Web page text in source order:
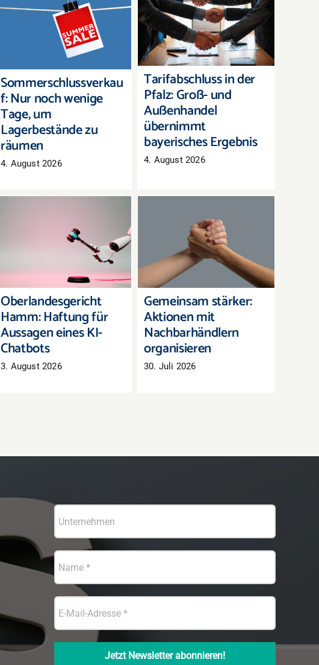
Sommerschlussverkauf:
Nur noch wenige Tage,
um Lagerbestände zu
räumen
Sommerschlussverkau
f: Nur noch wenige
Tage, um
Lagerbestände zu
räumen
4. August 2026
Tarifabschluss in der
Pfalz: Groß- und
Außenhandel
übernimmt bayerisches
Ergebnis
Tarifabschluss in der
Pfalz: Groß- und
Außenhandel
übernimmt
bayerisches Ergebnis
4. August 2026
Oberlandesgericht
Hamm: Haftung für
Aussagen eines KI-
Chatbots
Oberlandesgericht
Hamm: Haftung für
Aussagen eines KI-
Chatbots
3. August 2026
Gemeinsam stärker:
Aktionen mit
Nachbarhändlern
organisieren
Gemeinsam stärker:
Aktionen mit
Nachbarhändlern
organisieren
30. Juli 2026